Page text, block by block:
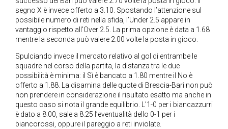
segno X è invece offerto a 3.10. Spostando l’attenzione sul
possibile numero di reti nella sfida, l’Under 2.5 appare in
vantaggio rispetto all’Over 2.5. La prima opzione è data a 1.68
mentre la seconda può valere 2.00 volte la posta in gioco.
Spulciando invece il mercato relativo al gol di entrambe le
squadre nel corso della partita, la distanza tra le due
possibilità è minima: il Sì è bancato a 1.80 mentre il No è
offerto a 1.88. La disamina delle quote di Brescia-Bari non può
non prendere in considerazione il risultato esatto ma anche in
questo caso si nota il grande equilibrio. L’1-0 per i biancazzurri
è dato a 8.00, sale a 8.25 l’eventualità dello 0-1 per i
biancorossi, oppure il pareggio a reti inviolate.